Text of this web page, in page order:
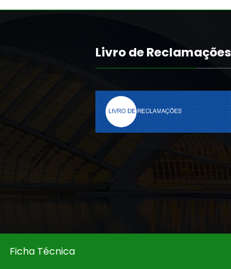
Livro de Reclamações
Ficha Técnica